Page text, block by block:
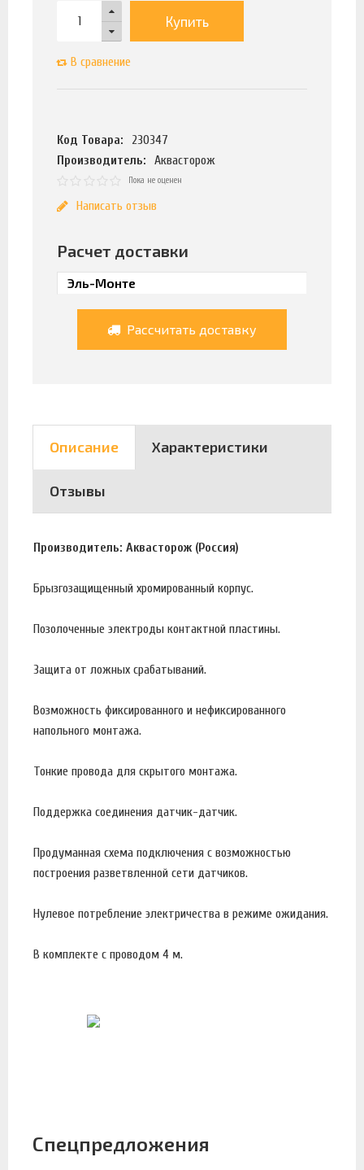
Купить
В сравнение
Код Товара:
230347
Производитель:
Аквасторож
Пока не оценен
Написать отзыв
Расчет доставки
Рассчитать доставку
Описание Характеристики
Отзывы
Производитель: Аквасторож (Россия)
Брызгозащищенный хромированный корпус.
Позолоченные электроды контактной пластины.
Защита от ложных срабатываний.
Возможность фиксированного и нефиксированного
напольного монтажа.
Тонкие провода для скрытого монтажа.
Поддержка соединения датчик-датчик.
Продуманная схема подключения с возможностью
построения разветвленной сети датчиков.
Нулевое потребление электричества в режиме ожидания.
В комплекте с проводом 4 м.
Спецпредложения